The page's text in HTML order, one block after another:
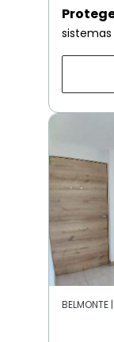
sistemas